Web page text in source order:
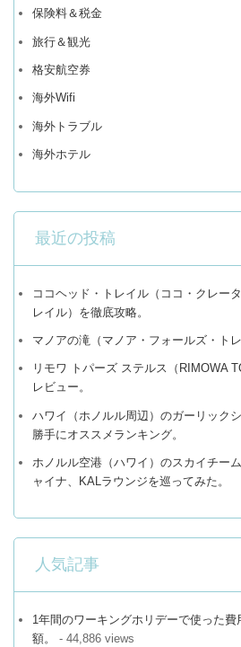
保険料＆税金
旅行＆観光
格安航空券
海外Wifi
海外トラブル
海外ホテル
最近の投稿
ココヘッド・トレイル（ココ・クレー
レイル）を徹底攻略。
マノアの滝（マノア・フォールズ・ト
リモワ トパーズ ステルス（RIMOWA
レビュー。
ハワイ（ホノルル周辺）のガーリック
勝手にオススメランキング。
ホノルル空港（ハワイ）のスカイチー
ャイナ、KALラウンジを巡ってみた。
人気記事
1年間のワーキングホリデーで使った
額。
- 44,886 views